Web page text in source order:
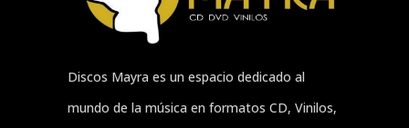
Discos Mayra es un espacio dedicado al
mundo de la música en formatos CD, Vinilos,